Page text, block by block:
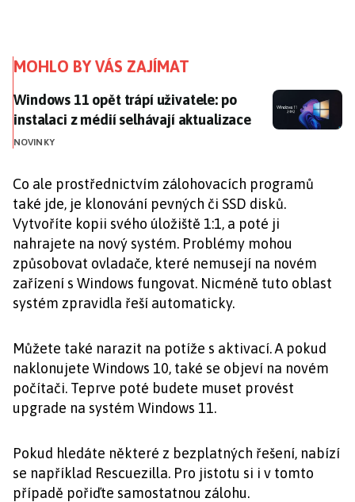
MOHLO BY VÁS ZAJÍMAT
Windows 11 opět trápí uživatele: po instalaci z
Windows 11 opět trápí uživatele: po
instalaci z médií selhávají aktualizace
NOVINKY
Co ale prostřednictvím zálohovacích programů
také jde, je klonování pevných či SSD disků.
Vytvoříte kopii svého úložiště 1:1, a poté ji
nahrajete na nový systém. Problémy mohou
způsobovat ovladače, které nemusejí na novém
zařízení s Windows fungovat. Nicméně tuto oblast
systém zpravidla řeší automaticky.
Můžete také narazit na potíže s aktivací. A pokud
naklonujete Windows 10, také se objeví na novém
počítači. Teprve poté budete muset provést
upgrade na systém Windows 11.
Pokud hledáte některé z bezplatných řešení, nabízí
se například Rescuezilla. Pro jistotu si i v tomto
případě pořiďte samostatnou zálohu.